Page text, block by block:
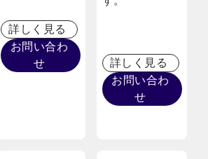
詳しく見る
お問い合わ
せ
詳しく見る
お問い合わ
せ